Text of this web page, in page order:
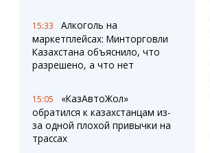
15:33
Алкоголь на
маркетплейсах: Минторговли
Казахстана объяснило, что
разрешено, а что нет
15:05
«КазАвтоЖол»
обратился к казахстанцам из-
за одной плохой привычки на
трассах